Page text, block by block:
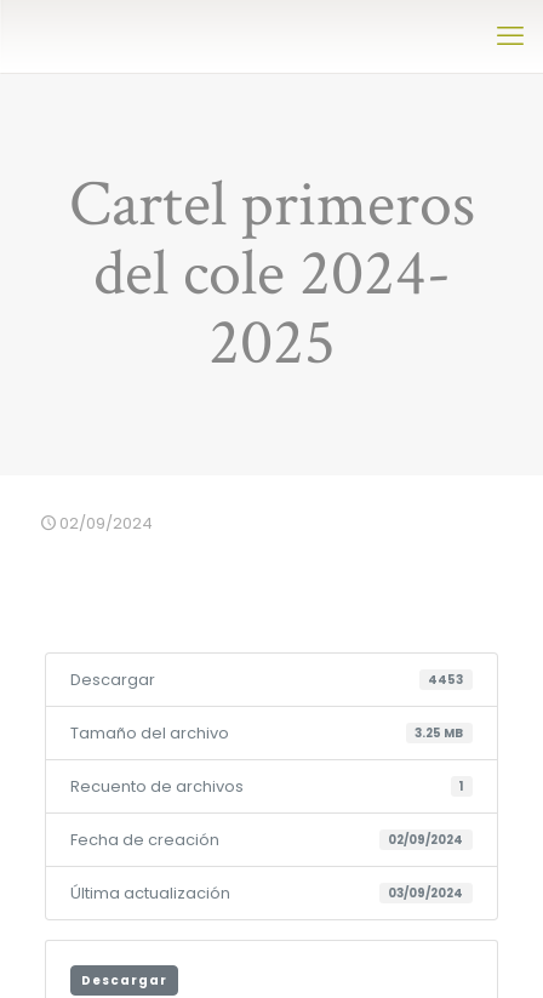
Cartel primeros
del cole 2024-
2025
02/09/2024
Descargar 4453
Tamaño del archivo 3.25 MB
Recuento de archivos 1
Fecha de creación 02/09/2024
Última actualización 03/09/2024
Descargar